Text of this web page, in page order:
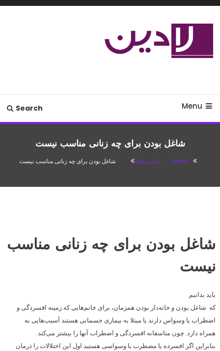
Skip
Menu
Search
شاغل بودن برای چه زنانی مناسب نیست
Home سایر مطالب
شاغل بودن برای چه زنانی مناسب نیست
آگوست 17, 2016
باران
شاغل بودن برای چه زنانی مناسب
نیست
باید بدانیم
که شاغل بودن و خانه‌دار بودن همزمان، برای خانم‌‌هایی که زمینه افسردگی و
اضطراب یا وسواس دارند یا مبتلا به بیماری جسمانی هستند آسیب‌‌هایی به
همراه دارد. چون متاسفانه افسردگی و اضطراب آنها را بیشتر می‌‌کند.
بنابراین اگر افسرده یا مضطرب یا وسواسی هستید اول این اختلالات را درمان